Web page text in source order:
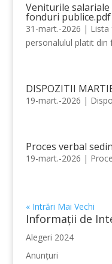
Veniturile
fonduri publice.pdf
31-mart.-2026 | Lista
personalulul platit din
DISPOZITII
19-mart.-2026 |
Proces verbal
19-mart.-2026 |
« Intrări Mai Vechi
Informații de
Alegeri 2024
Anunțuri